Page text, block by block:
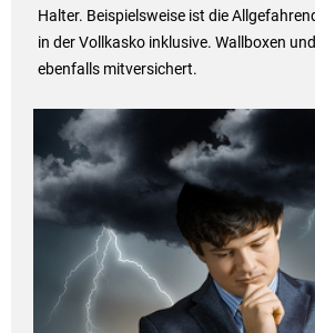
Halter. Beispielsweise ist die
in der Vollkasko inklusive. Wallboxen
ebenfalls mitversichert.